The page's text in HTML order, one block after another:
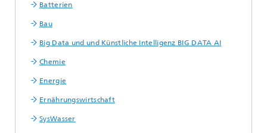
Batterien
Bau
Big Data und und Künstliche Intelligenz BIG DATA AI
Chemie
Energie
Ernährungswirtschaft
SysWasser